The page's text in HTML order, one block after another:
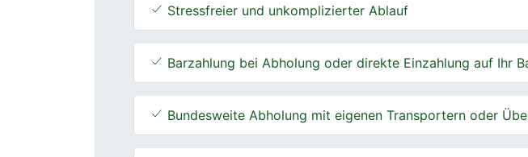
Stressfreier und unkomplizierter Ablauf
Barzahlung bei Abholung oder direkte Einzahlung auf Ihr
Bundesweite Abholung mit eigenen Transportern oder